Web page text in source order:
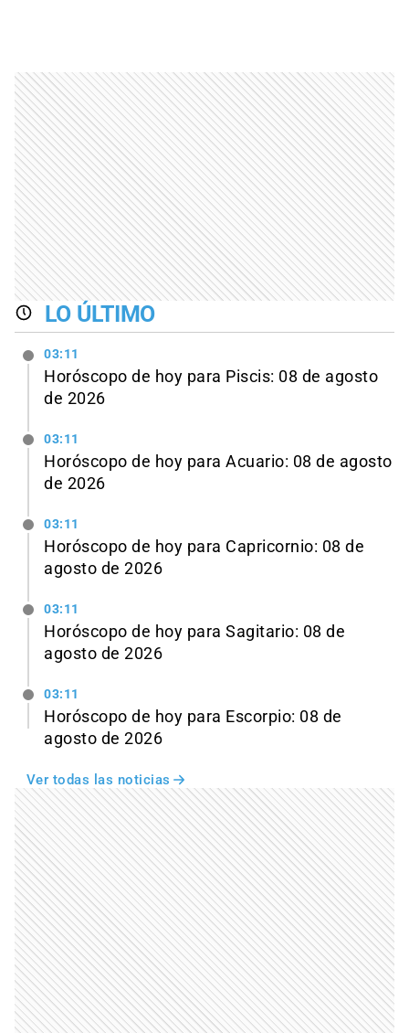
LO ÚLTIMO
03:11
Horóscopo de hoy para Piscis: 08 de agosto
de 2026
03:11
Horóscopo de hoy para Acuario: 08 de agosto
de 2026
03:11
Horóscopo de hoy para Capricornio: 08 de
agosto de 2026
03:11
Horóscopo de hoy para Sagitario: 08 de
agosto de 2026
03:11
Horóscopo de hoy para Escorpio: 08 de
agosto de 2026
Ver todas las noticias